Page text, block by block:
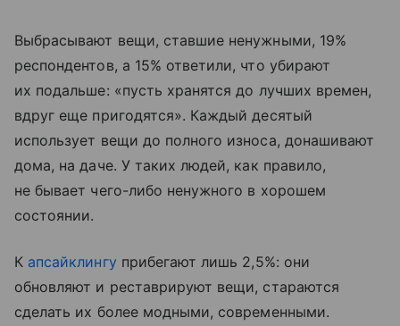
Выбрасывают вещи, ставшие ненужными, 19%
респондентов, а 15% ответили, что убирают
их подальше: «пусть хранятся до лучших времен,
вдруг еще пригодятся». Каждый десятый
использует вещи до полного износа, донашивают
дома, на даче. У таких людей, как правило,
не бывает чего-либо ненужного в хорошем
состоянии.
К апсайклингу прибегают лишь 2,5%: они
обновляют и реставрируют вещи, стараются
сделать их более модными, современными.